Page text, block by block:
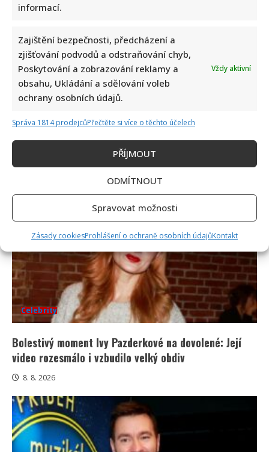
informací.
Zajištění bezpečnosti, předcházení a
zjišťování podvodů a odstraňování chyb,
Poskytování a zobrazování reklamy a
obsahu, Ukládání a sdělování voleb
ochrany osobních údajů.
Vždy aktivní
Správa 1814 prodejcůPřečtěte si více o těchto účelech
PŘÍJMOUT
ODMÍTNOUT
Spravovat možnosti
Zásady cookiesProhlášení o ochraně osobních údajůKontakt
Jiří Dvořák o svém výjezdu na Ukrajinu, kde viděl
samé hrůzy: Češi si prý neváží toho, co mají
Celebrity
Bolestivý moment Ivy Pazderkové na dovolené: Její
video rozesmálo i vzbudilo velký obdiv
8. 8. 2026